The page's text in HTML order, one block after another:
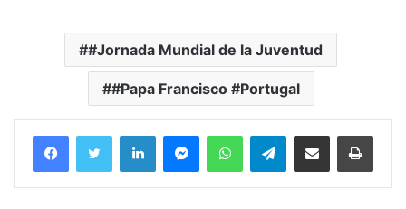
#Jornada Mundial de la Juventud
#Papa Francisco #Portugal
FacebookTwitter LinkedInMessengerWhatsAppTelegramCompartir por correo electrónico